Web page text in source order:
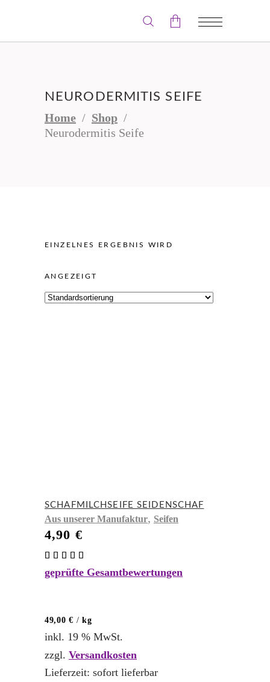
NEURODERMITIS SEIFE
Home / Shop /
Neurodermitis Seife
EINZELNES ERGEBNIS WIRD
ANGEZEIGT
SCHAFMILCHSEIFE SEIDENSCHAF
Aus unserer Manufaktur, Seifen
4,90 €
5.00
geprüfte Gesamtbewertungen
49,00€ /kg
inkl. 19 % MwSt.
zzgl. Versandkosten
Lieferzeit: sofort lieferbar